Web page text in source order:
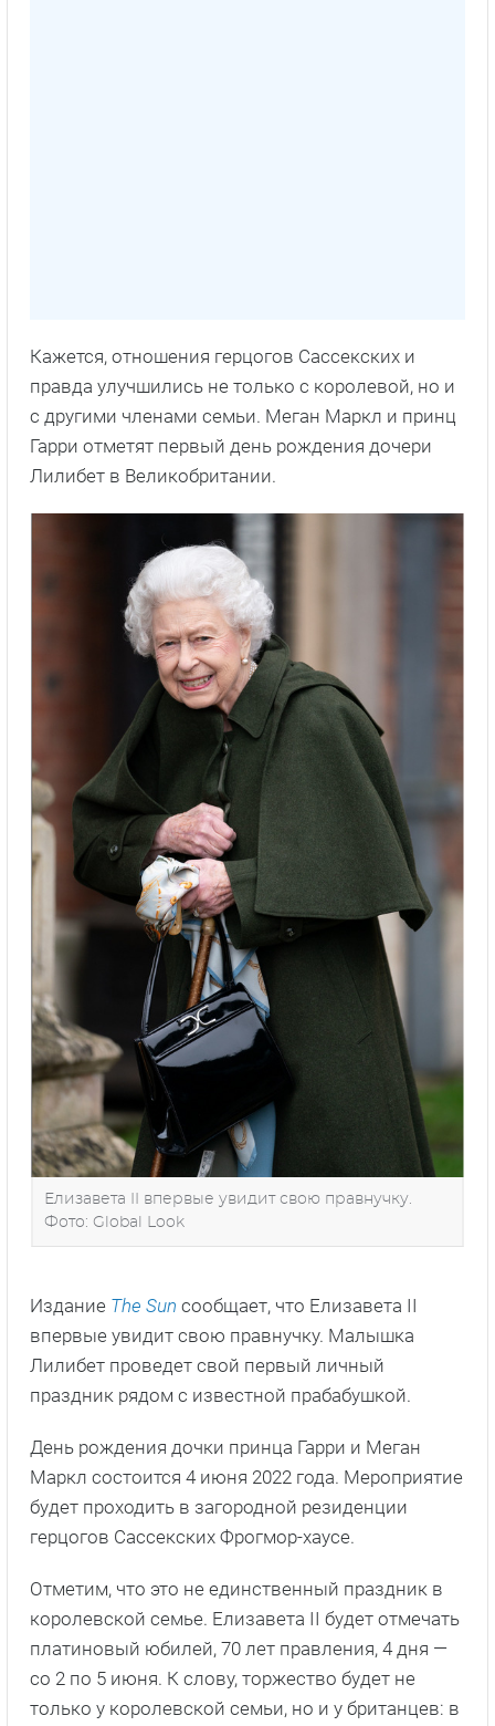
Кажется, отношения герцогов Сассекских и
правда улучшились не только с королевой, но и
с другими членами семьи. Меган Маркл и принц
Гарри отметят первый день рождения дочери
Лилибет в Великобритании.
Елизавета II впервые увидит свою правнучку.
Фото: Global Look
Издание The Sun сообщает, что Елизавета II
впервые увидит свою правнучку. Малышка
Лилибет проведет свой первый личный
праздник рядом с известной прабабушкой.
День рождения дочки принца Гарри и Меган
Маркл состоится 4 июня 2022 года. Мероприятие
будет проходить в загородной резиденции
герцогов Сассекских Фрогмор-хаусе.
Отметим, что это не единственный праздник в
королевской семье. Елизавета II будет отмечать
платиновый юбилей, 70 лет правления, 4 дня —
со 2 по 5 июня. К слову, торжество будет не
только у королевской семьи, но и у британцев: в